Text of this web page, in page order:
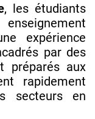
, les étudiants
expérience
par des
préparés aux
rapidement
secteurs en